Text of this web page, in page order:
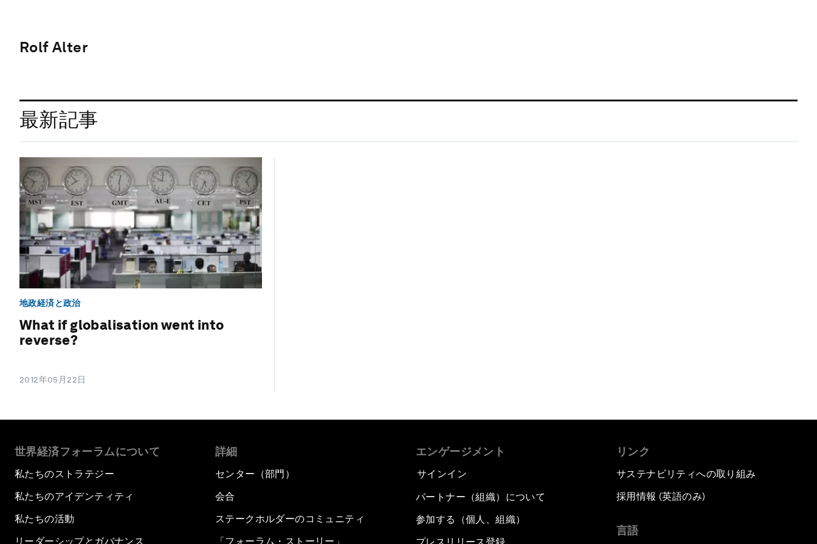
Rolf Alter
最新記事
地政経済と政治
What if globalisation went into
reverse?
2012年05月22日
世界経済フォーラムについて
私たちのストラテジー
私たちのアイデンティティ
私たちの活動
リーダーシップとガバナンス
詳細
センター（部門）
会合
ステークホルダーのコミュニティ
「フォーラム・ストーリー」
エンゲージメント
サインイン
パートナー（組織）について
参加する（個人、組織）
リンク
サステナビリティへの取り組み
採用情報 (英語のみ)
言語